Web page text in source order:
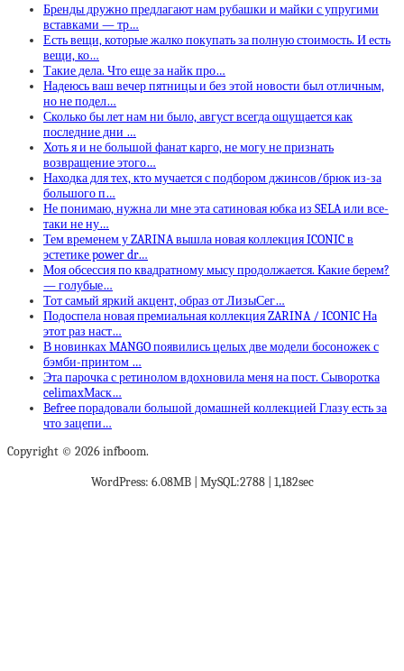
Бренды дружно предлагают нам рубашки и майки с упругими
вставками — тр…
Есть вещи, которые жалко покупать за полную стоимость. И есть
вещи, ко…
Такие дела. Что еще за найк про…
Надеюсь ваш вечер пятницы и без этой новости был отличным,
но не подел…
Сколько бы лет нам ни было, август всегда ощущается как
последние дни …
Хоть я и не большой фанат карго, не могу не признать
возвращение этого…
Находка для тех, кто мучается с подбором джинсов/брюк из-за
большого п…
Не понимаю, нужна ли мне эта сатиновая юбка из SELA или все-
таки не ну…
Тем временем у ZARINA вышла новая коллекция ICONIC в
эстетике power dr…
Моя обсессия по квадратному мысу продолжается. Какие берем?
— голубые…
Тот самый яркий акцент, образ от ЛизыСег…
Подоспела новая премиальная коллекция ZARINA / ICONIC На
этот раз наст…
В новинках MANGO появились целых две модели босоножек с
бэмби-принтом …
Эта парочка с ретинолом вдохновила меня на пост. Сыворотка
celimaxМаск…
Befree порадовали большой домашней коллекцией Глазу есть за
что зацепи…
Copyright © 2026 infboom.
WordPress: 6.08MB | MySQL:2788 | 1,182sec